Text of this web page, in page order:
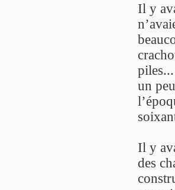
Il y
un
Il y
des